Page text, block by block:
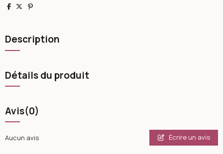
Partager
TweetPinterest
Description
Détails du produit
Avis(0)
Aucun avis Écrire un avis